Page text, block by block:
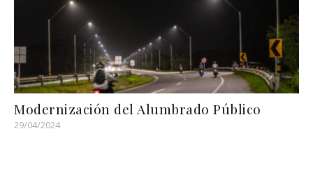
Modernización del Alumbrado Público
29/04/2024